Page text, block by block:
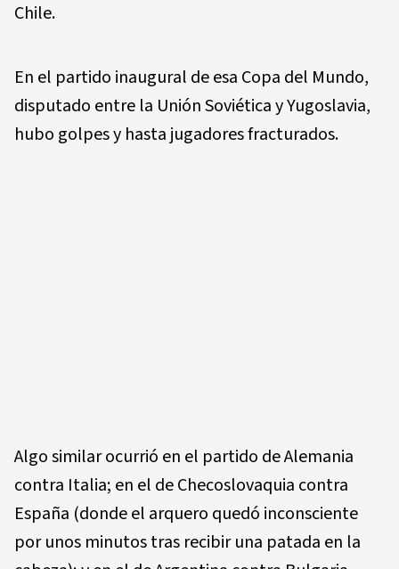
Chile.
En el partido inaugural de esa Copa del Mundo,
disputado entre la Unión Soviética y Yugoslavia,
hubo golpes y hasta jugadores fracturados.
Algo similar ocurrió en el partido de Alemania
contra Italia; en el de Checoslovaquia contra
España (donde el arquero quedó inconsciente
por unos minutos tras recibir una patada en la